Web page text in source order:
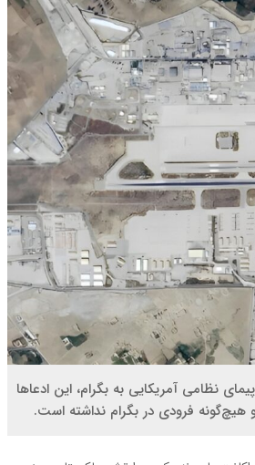
نظامی آمریکایی به بگرام، این ادعاها
هیچ‌گونه فرودی در بگرام نداشته است.